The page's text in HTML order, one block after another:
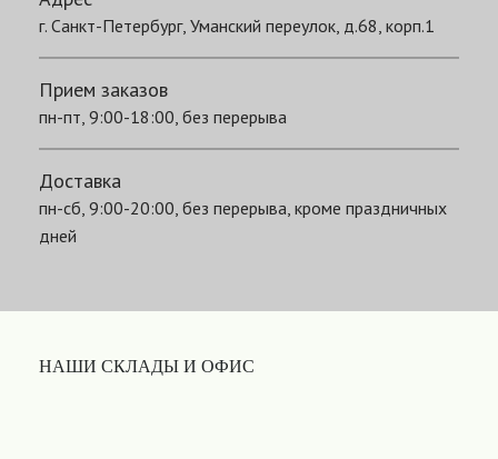
г. Санкт-Петербург, Уманский переулок, д.68, корп.1
Прием заказов
пн-пт, 9:00-18:00, без перерыва
Доставка
пн-сб, 9:00-20:00, без перерыва, кроме праздничных
дней
НАШИ СКЛАДЫ И ОФИС